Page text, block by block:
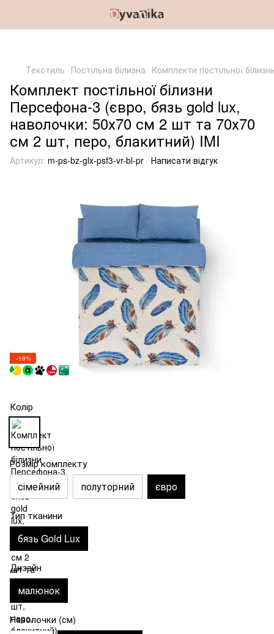
Текстиль Постільна білизна Комплекти постільної
Комплект постільної білизни
Персефона-3 (євро, бязь gold lux,
наволочки: 50х70 см 2 шт та 70х70
см 2 шт, перо, блакитний) IMI
Артикул: m-ps-bz-glx-psf3-vr-bl-pr Написати відгук
−19%
Колір
Розмір комплекту
сімейний полуторний євро
Тип тканини
бязь Gold Lux
Дизайн
малюнок
Наволочки (см)